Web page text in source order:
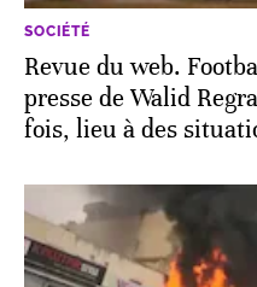
SOCIÉTÉ
Revue du web.
presse de Walid
fois, lieu à des